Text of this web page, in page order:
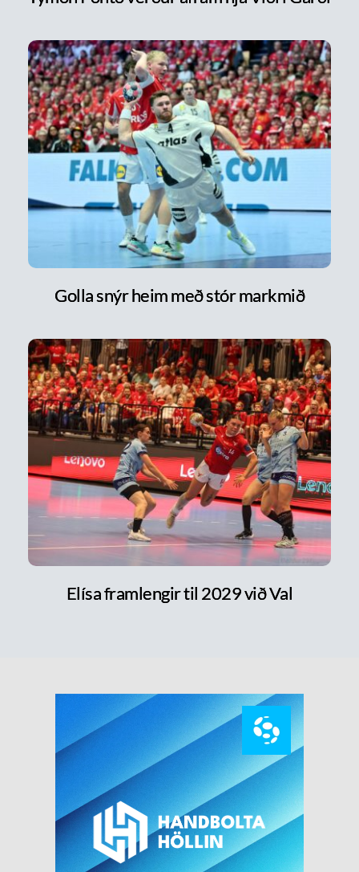
Golla snýr heim með stór markmið
Elísa framlengir til 2029 við Val